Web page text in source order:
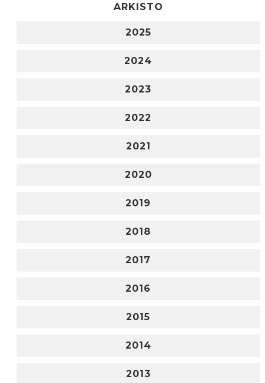
ARKISTO
2025
2024
2023
2022
2021
2020
2019
2018
2017
2016
2015
2014
2013